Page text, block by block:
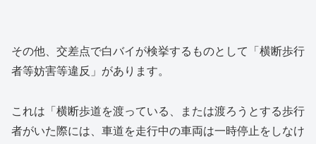
その他、交差点で白バイが検挙するものとして「横断歩行
者等妨害等違反」があります。
これは「横断歩道を渡っている、または渡ろうとする歩行
者がいた際には、車道を走行中の車両は一時停止をしなけ